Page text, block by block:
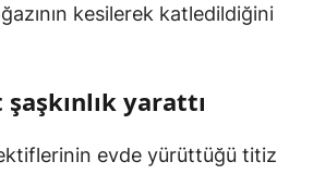
kesilerek katledildiğini
yarattı
evde yürüttüğü titiz